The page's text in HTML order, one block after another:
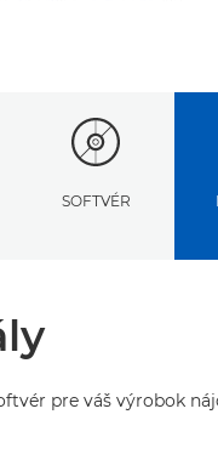
SOFTVÉR
pre váš výrobok